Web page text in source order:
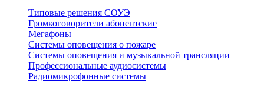
Типовые решения СОУЭ
Громкоговорители абонентские
Мегафоны
Системы оповещения о пожаре
Системы оповещения и музыкальной трансляции
Профессиональные аудиосистемы
Радиомикрофонные системы